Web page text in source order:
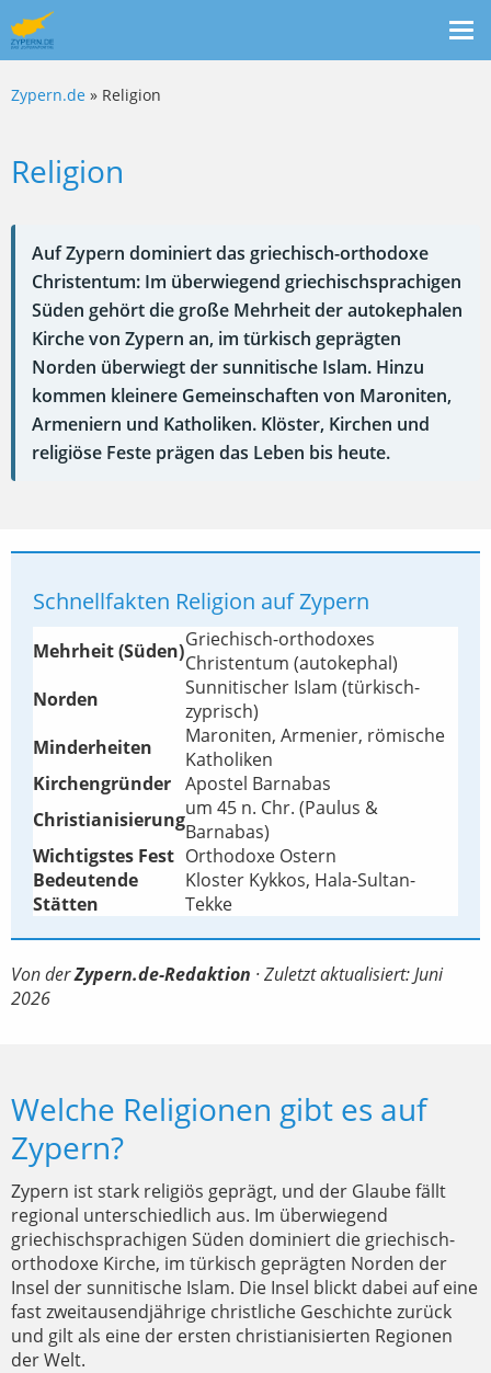
Zypern.de » Religion
Religion
Auf Zypern dominiert das griechisch-orthodoxe
Christentum: Im überwiegend griechischsprachigen
Süden gehört die große Mehrheit der autokephalen
Kirche von Zypern an, im türkisch geprägten
Norden überwiegt der sunnitische Islam. Hinzu
kommen kleinere Gemeinschaften von Maroniten,
Armeniern und Katholiken. Klöster, Kirchen und
religiöse Feste prägen das Leben bis heute.
Schnellfakten Religion auf Zypern
Mehrheit (Süden)Griechisch-orthodoxes
Christentum (autokephal)
Norden
Sunnitischer Islam (türkisch-
zyprisch)
Minderheiten
Maroniten, Armenier, römische
Katholiken
Kirchengründer Apostel Barnabas
Christianisierungum 45 n. Chr. (Paulus &
Barnabas)
Wichtigstes Fest Orthodoxe Ostern
Bedeutende
Stätten
Kloster Kykkos, Hala-Sultan-
Tekke
Von derZypern.de-Redaktion · Zuletzt aktualisiert: Juni
2026
Welche Religionen gibt es auf
Zypern?
Zypern ist stark religiös geprägt, und der Glaube fällt
regional unterschiedlich aus. Im überwiegend
griechischsprachigen Süden dominiert die griechisch-
orthodoxe Kirche, im türkisch geprägten Norden der
Insel der sunnitische Islam. Die Insel blickt dabei auf eine
fast zweitausendjährige christliche Geschichte zurück
und gilt als eine der ersten christianisierten Regionen
der Welt.